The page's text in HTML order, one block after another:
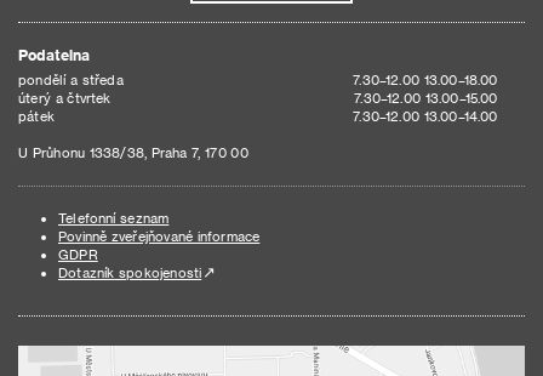
Podatelna
pondělí a středa
7.30–12.00 13.00–18.00
úterý a čtvrtek
7.30–12.00 13.00–15.00
pátek
7.30–12.00 13.00–14.00
U Průhonu 1338/38, Praha 7, 170 00
Telefonní seznam
Povinně zveřejňované informace
GDPR
Dotazník spokojenosti